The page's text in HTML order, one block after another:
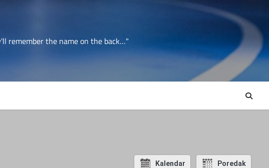
remember the name on the back…"
Kalendar Poredak